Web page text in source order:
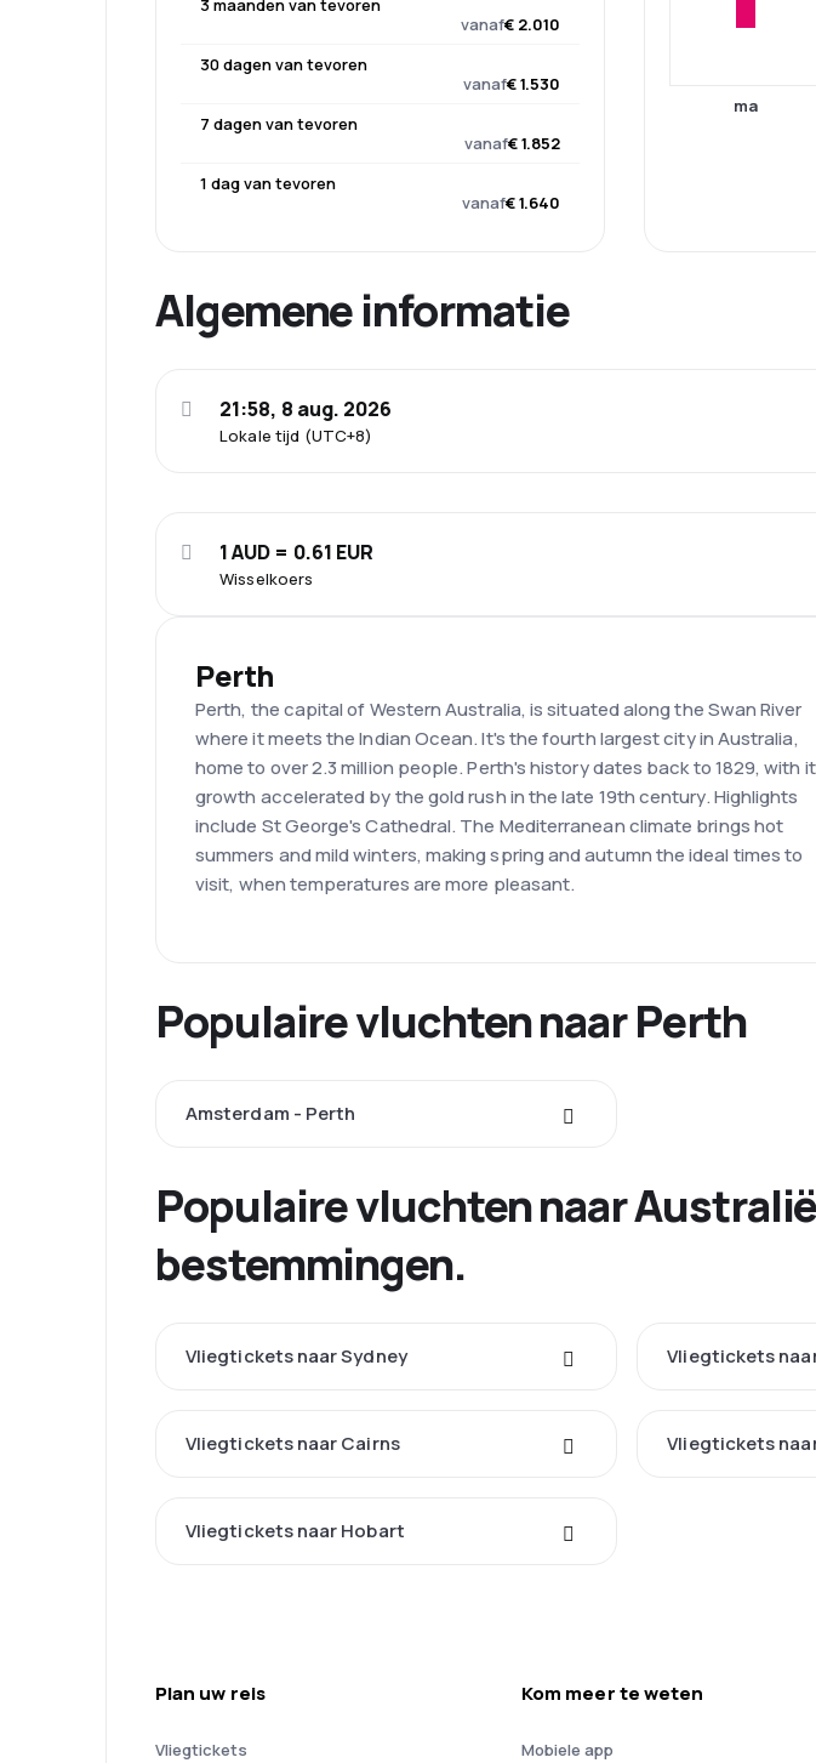
3 maanden van tevoren
vanaf€ 2.010
30 dagen van tevoren
vanaf€ 1.530
7 dagen van tevoren
vanaf€ 1.852
1 dag van tevoren
vanaf€ 1.640
ma
Algemene informatie
Lokale tijd (UTC+8)
21:58, 8 aug. 2026
Wisselkoers
1 AUD = 0.61 EUR
Perth
Perth, the capital of Western Australia, is situated along the Swan River
where it meets the Indian Ocean. It's the fourth largest city in Australia,
home to over 2.3 million people. Perth's history dates back to 1829, with
growth accelerated by the gold rush in the late 19th century. Highlights
include St George's Cathedral. The Mediterranean climate brings hot
summers and mild winters, making spring and autumn the ideal times to
visit, when temperatures are more pleasant.
Populaire vluchten naar Perth
Amsterdam - Perth
Populaire vluchten naar
bestemmingen.
Vliegtickets naar Sydney Vliegtickets
Vliegtickets naar Cairns Vliegtickets
Vliegtickets naar Hobart
Plan uw reis
Vliegtickets
Kom meer te weten
Mobiele app